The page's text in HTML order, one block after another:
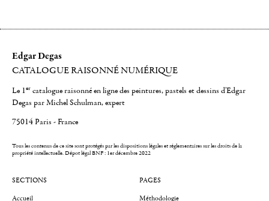
Edgar Degas
CATALOGUE RAISONNÉ NUMÉRIQUE
Le 1er catalogue raisonné en ligne des peintures, pastels et dessins d'Edgar
Degas par Michel Schulman, expert
75014 Paris - France
Tous les contenus de ce site sont protégés par les dispositions légales et réglementaires sur les droits de la
propriété intellectuelle.Dépot légal BNF : 1er décembre 2022
SECTIONS
Accueil
PAGES
Méthodologie